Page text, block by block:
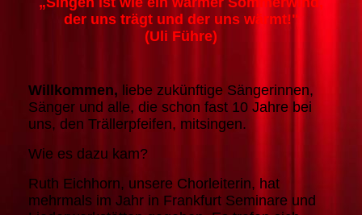
der uns trägt und der uns wärmt!"
(Uli Führe)
Willkommen, liebe zukünftige Sängerinnen,
Sänger und alle, die schon fast 10 Jahre bei
uns, den Trällerpfeifen, mitsingen.
Wie es dazu kam?
Ruth Eichhorn, unsere Chorleiterin, hat
mehrmals im Jahr in Frankfurt Seminare und